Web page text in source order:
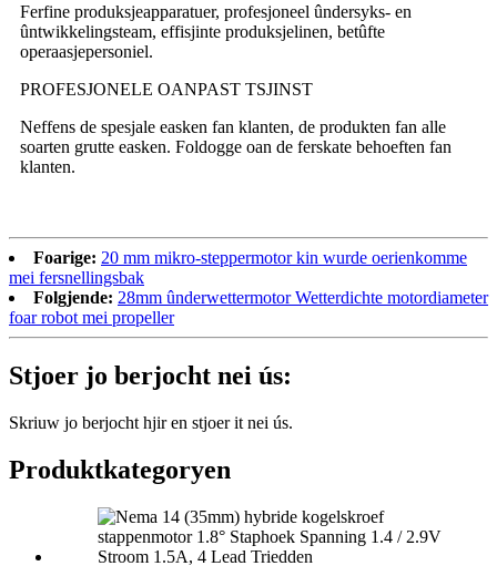
Ferfine produksjeapparatuer, profesjoneel ûndersyks- en
ûntwikkelingsteam, effisjinte produksjelinen, betûfte
operaasjepersoniel.
PROFESJONELE OANPAST TSJINST
Neffens de spesjale easken fan klanten, de produkten fan alle
soarten grutte easken. Foldogge oan de ferskate behoeften fan
klanten.
Foarige: 20 mm mikro-steppermotor kin wurde oerienkomme
mei fersnellingsbak
Folgjende: 28mm ûnderwettermotor Wetterdichte motordiameter
foar robot mei propeller
Stjoer jo berjocht nei ús:
Skriuw jo berjocht hjir en stjoer it nei ús.
Produktkategoryen